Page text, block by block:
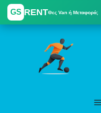
GS RENTΘες Van ή Μεταφορά;
Skip